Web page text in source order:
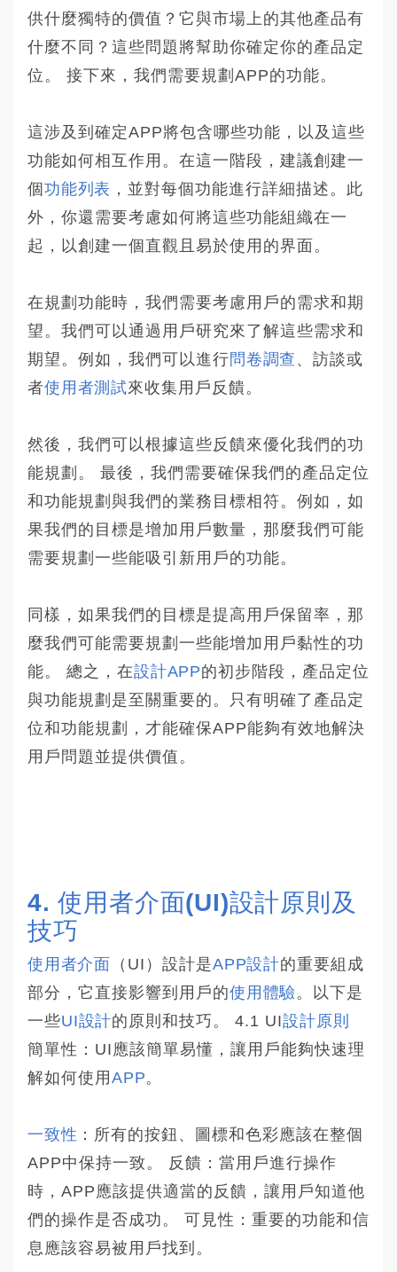
供什麼獨特的價值？它與市場上的其他產品有
什麼不同？這些問題將幫助你確定你的產品定
位。 接下來，我們需要規劃APP的功能。
這涉及到確定APP將包含哪些功能，以及這些
功能如何相互作用。在這一階段，建議創建一
個功能列表 ，並對每個功能進行詳細描述。此
外，你還需要考慮如何將這些功能組織在一
起，以創建一個直觀且易於使用的界面。
在規劃功能時，我們需要考慮用戶的需求和期
望。我們可以通過用戶研究來了解這些需求和
期望。例如，我們可以進行問卷調查 、訪談或
者使用者測試來收集用戶反饋。
然後，我們可以根據這些反饋來優化我們的功
能規劃。 最後，我們需要確保我們的產品定位
和功能規劃與我們的業務目標相符。例如，如
果我們的目標是增加用戶數量，那麼我們可能
需要規劃一些能吸引新用戶的功能。
同樣，如果我們的目標是提高用戶保留率，那
麼我們可能需要規劃一些能增加用戶黏性的功
能。 總之，在設計APP的初步階段，產品定位
與功能規劃是至關重要的。只有明確了產品定
位和功能規劃，才能確保APP能夠有效地解決
用戶問題並提供價值。
4. 使用者介面(UI)設計原則及
技巧
使用者介面 （UI）設計是APP設計的重要組成
部分，它直接影響到用戶的使用體驗 。以下是
一些UI設計的原則和技巧。 4.1 UI設計原則
簡單性：UI應該簡單易懂，讓用戶能夠快速理
解如何使用 APP。
一致性 ：所有的按鈕、圖標和色彩應該在整個
APP中保持一致。 反饋：當用戶進行操作
時，APP應該提供適當的反饋，讓用戶知道他
們的操作是否成功。 可見性：重要的功能和信
息應該容易被用戶找到。